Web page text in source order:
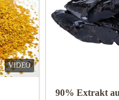
VIDEO
10-HDA 2%